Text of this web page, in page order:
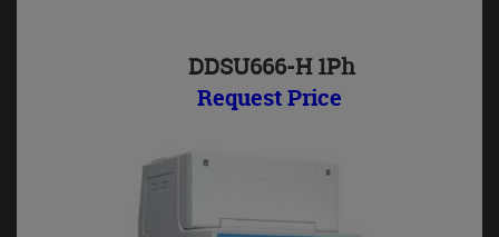
DDSU666-H 1Ph
Request Price